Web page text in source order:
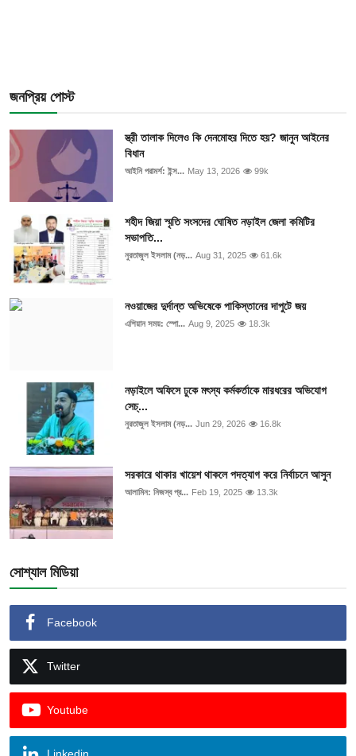
জনপ্রিয় পোস্ট
স্ত্রী তালাক দিলেও কি দেনমোহর দিতে হয়? জানুন আইনের
বিধান
আইনি পরামর্শ: ইন্স... May 13, 2026 99k
শহীদ জিয়া স্মৃতি সংসদের ঘোষিত নড়াইল জেলা কমিটির
সভাপতি...
নুরতাজুল ইসলাম (নড়... Aug 31, 2025 61.6k
নওয়াজের দুর্দান্ত অভিষেকে পাকিস্তানের দাপুটে জয়
এশিয়ান সময়: স্পো... Aug 9, 2025 18.3k
নড়াইলে অফিসে ঢুকে মৎস্য কর্মকর্তাকে মারধরের অভিযোগ
সেচ্...
নুরতাজুল ইসলাম (নড়... Jun 29, 2026 16.8k
সরকারে থাকার খায়েশ থাকলে পদত্যাগ করে নির্বাচনে আসুন
আলামিন: নিজস্ব প্র... Feb 19, 2025 13.3k
সোশ্যাল মিডিয়া
Facebook
Twitter
Youtube
Linkedin